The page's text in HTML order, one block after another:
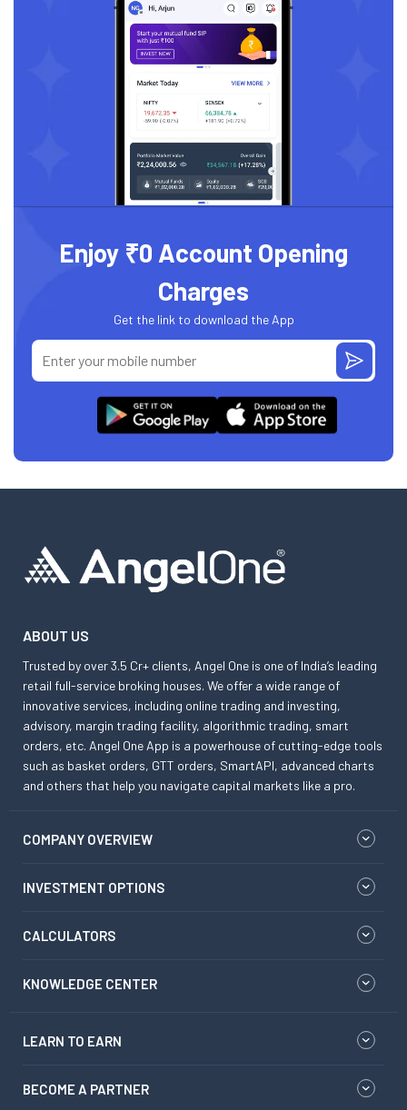
Enjoy ₹0 Account Opening
Charges
Get the link to download the App
ABOUT US
Trusted by over 3.5 Cr+ clients, Angel One is one of India’s leading
retail full-service broking houses. We offer a wide range of
innovative services, including online trading and investing,
advisory, margin trading facility, algorithmic trading, smart
orders, etc. Angel One App is a powerhouse of cutting-edge tools
such as basket orders, GTT orders, SmartAPI, advanced charts
and others that help you navigate capital markets like a pro.
COMPANY OVERVIEW
INVESTMENT OPTIONS
CALCULATORS
KNOWLEDGE CENTER
LEARN TO EARN
BECOME A PARTNER